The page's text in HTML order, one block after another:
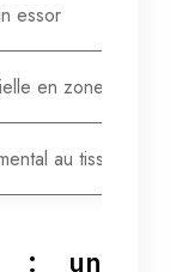
essor
en zone rurale
au tissu social
: un